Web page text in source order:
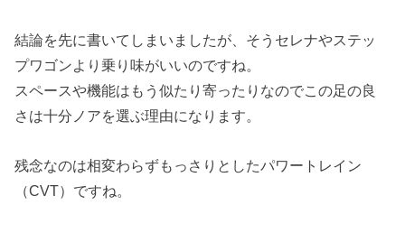
結論を先に書いてしまいましたが、そうセレナやステッ
プワゴンより乗り味がいいのですね。
スペースや機能はもう似たり寄ったりなのでこの足の良
さは十分ノアを選ぶ理由になります。
残念なのは相変わらずもっさりとしたパワートレイン
（CVT）ですね。